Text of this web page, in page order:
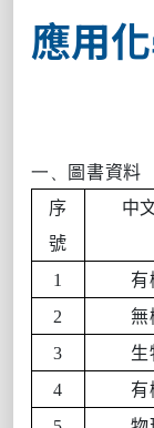
應用
一、
圖書資料
序
號
中
1 有
2
無
3
生
4
有